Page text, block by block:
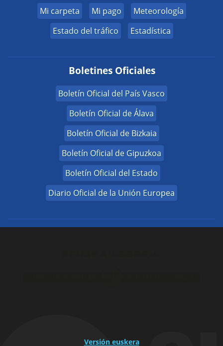
Mi carpeta
Mi pago
Meteorología
Estado del tráfico
Estadística
Boletines Oficiales
Boletín Oficial del País Vasco
Boletín Oficial de Álava
Boletín Oficial de Bizkaia
Boletín Oficial de Gipuzkoa
Boletín Oficial del Estado
Diario Oficial de la Unión Europea
Versión euskera